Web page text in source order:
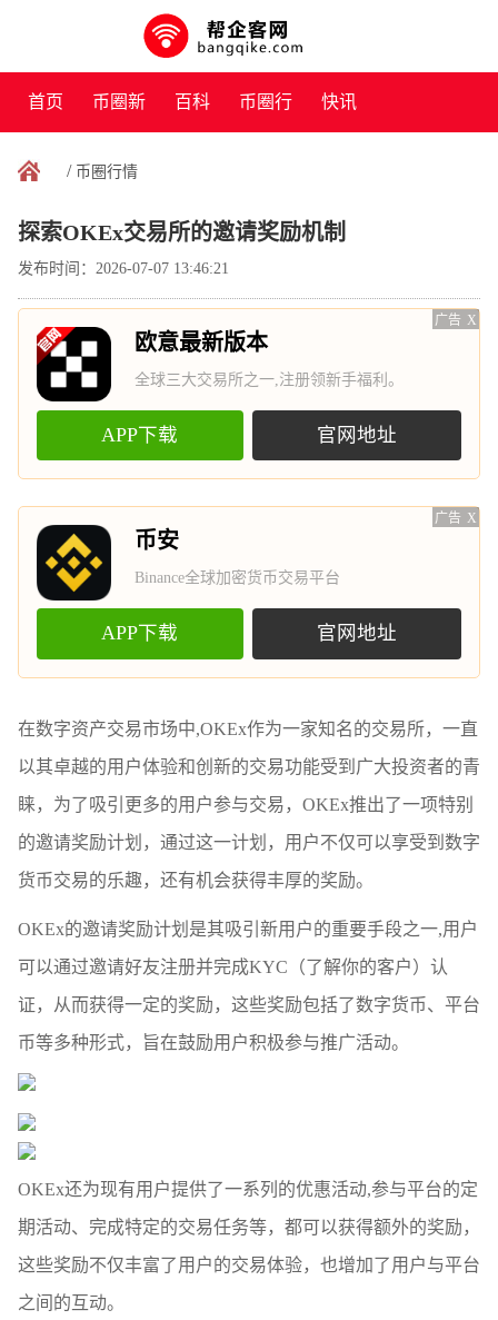
首页 币圈新
闻
百科 币圈行 快讯
/ 币圈行情
探索OKEx交易所的邀请奖励机制
发布时间：2026-07-07 13:46:21
广告 X
欧意最新版本
全球三大交易所之一,注册领新手福利。
APP下载 官网地址
广告 X
币安
Binance全球加密货币交易平台
APP下载 官网地址
在数字资产交易市场中,OKEx作为一家知名的交易所，一直
以其卓越的用户体验和创新的交易功能受到广大投资者的青
睐，为了吸引更多的用户参与交易，OKEx推出了一项特别
的邀请奖励计划，通过这一计划，用户不仅可以享受到数字
货币交易的乐趣，还有机会获得丰厚的奖励。
OKEx的邀请奖励计划是其吸引新用户的重要手段之一,用户
可以通过邀请好友注册并完成KYC（了解你的客户）认
证，从而获得一定的奖励，这些奖励包括了数字货币、平台
币等多种形式，旨在鼓励用户积极参与推广活动。
OKEx还为现有用户提供了一系列的优惠活动,参与平台的定
期活动、完成特定的交易任务等，都可以获得额外的奖励，
这些奖励不仅丰富了用户的交易体验，也增加了用户与平台
之间的互动。